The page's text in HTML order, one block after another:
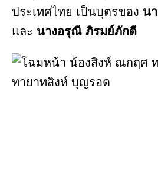
ประเทศไทย เป็นบุตรของ น
และ นางอรุณี ภิรมย์ภักดี